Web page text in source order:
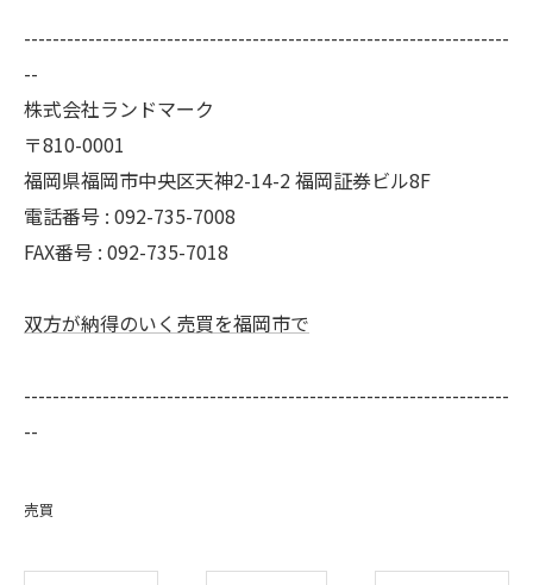
--------------------------------------------------------------------
--
株式会社ランドマーク
〒810-0001
福岡県福岡市中央区天神2-14-2 福岡証券ビル8F
電話番号 : 092-735-7008
FAX番号 : 092-735-7018
双方が納得のいく売買を福岡市で
--------------------------------------------------------------------
--
売買